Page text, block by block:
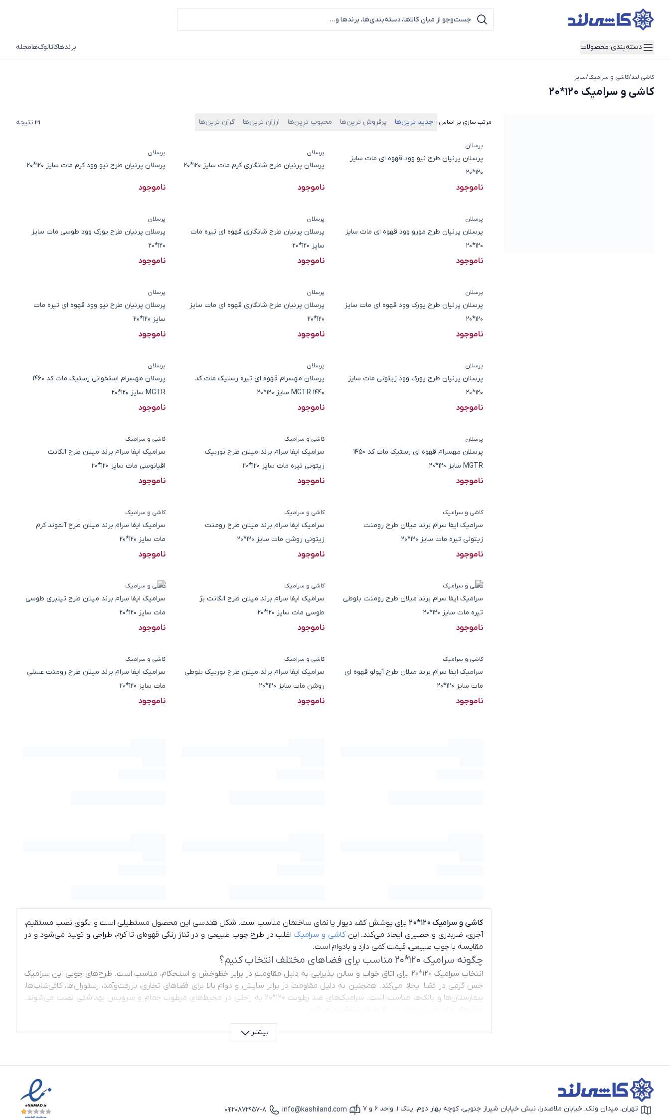
دسته‌بندی محصولات برندهاکاتالوگ‌هامجله
کاشی لند/کاشی و سرامیک/سایز
کاشی و سرامیک 120*20
کاشی و سرامیک 120*20
مرتب سازی بر اساس: جدید ترین‌ها پرفروش ترین‌ها محبوب ترین‌ها ارزان ترین‌ها گران ترین‌ها 31 نتیجه
پرسلان
پرسلان پرنیان طرح نیو وود قهوه ای مات سایز
120*20
ناموجود
پرسلان
پرسلان پرنیان طرح شانگاری کرم مات سایز 120*20
ناموجود
پرسلان
پرسلان پرنیان طرح نیو وود کرم مات سایز 120*20
ناموجود
پرسلان
پرسلان پرنیان طرح مورو وود قهوه ای مات سایز
120*20
ناموجود
پرسلان
پرسلان پرنیان طرح شانگاری قهوه ای تیره مات
سایز 120*20
ناموجود
پرسلان
پرسلان پرنیان طرح یورک وود طوسی مات سایز
120*20
ناموجود
پرسلان
پرسلان پرنیان طرح یورک وود قهوه ای مات سایز
120*20
ناموجود
پرسلان
پرسلان پرنیان طرح شانگاری قهوه ای مات سایز
120*20
ناموجود
پرسلان
پرسلان پرنیان طرح نیو وود قهوه ای تیره مات
سایز 120*20
ناموجود
پرسلان
پرسلان پرنیان طرح یورک وود زیتونی مات سایز
120*20
ناموجود
پرسلان
پرسلان مهسرام قهوه ای تیره رستیک مات کد
1440 MGTR سایز 120*20
ناموجود
پرسلان
پرسلان مهسرام استخوانی رستیک مات کد 1460
MGTR سایز 120*20
ناموجود
پرسلان
پرسلان مهسرام قهوه ای رستیک مات کد 1450
MGTR سایز 120*20
ناموجود
کاشی و سرامیک
سرامیک ایفا سرام برند میلان طرح نوربیک
زیتونی تیره مات سایز 120*20
ناموجود
کاشی و سرامیک
سرامیک ایفا سرام برند میلان طرح الگانت
اقیانوسی مات سایز 120*20
ناموجود
کاشی و سرامیک
سرامیک ایفا سرام برند میلان طرح رومنت
زیتونی تیره مات سایز 120*20
ناموجود
کاشی و سرامیک
سرامیک ایفا سرام برند میلان طرح رومنت
زیتونی روشن مات سایز 120*20
ناموجود
کاشی و سرامیک
سرامیک ایفا سرام برند میلان طرح آلموند کرم
مات سایز 120*20
ناموجود
کاشی و سرامیک
سرامیک ایفا سرام برند میلان طرح رومنت بلوطی
تیره مات سایز 120*20
ناموجود
کاشی و سرامیک
سرامیک ایفا سرام برند میلان طرح الگانت بژ
طوسی مات سایز 120*20
ناموجود
کاشی و سرامیک
سرامیک ایفا سرام برند میلان طرح تیلبری طوسی
مات سایز 120*20
ناموجود
کاشی و سرامیک
سرامیک ایفا سرام برند میلان طرح آپولو قهوه ای
مات سایز 120*20
ناموجود
کاشی و سرامیک
سرامیک ایفا سرام برند میلان طرح نوربیک بلوطی
روشن مات سایز 120*20
ناموجود
کاشی و سرامیک
سرامیک ایفا سرام برند میلان طرح رومنت عسلی
مات سایز 120*20
ناموجود
بیشتر
کاشی و سرامیک 120*20
برای پوشش کف، دیوار یا نمای ساختمان مناسب است. شکل هندسی این محصول مستطیلی است و الگوی نصب مستقیم،
آجری، ضربدری و حصیری ایجاد می‌کند. اینکاشی و سرامیک اغلب در طرح چوب طبیعی و در تناژ رنگی قهوه‌ای تا کرم، طراحی و تولید می‌شود و در
مقایسه با چوب طبیعی، قیمت کمی دارد و بادوام است.
چگونه سرامیک ۱۲۰*۲۰ مناسب برای فضاهای مختلف انتخاب کنیم؟
انتخاب سرامیک ۱۲۰*۲۰ برای اتاق خواب و سالن پذیرایی به دلیل مقاومت در برابر خط‌وخش و استحکام، مناسب است. طرح‌های چوبی این سرامیک
حس گرمی در فضا ایجاد می‌کند. همچنین به دلیل مقاومت در برابر سایش و دوام بالا برای فضاهای تجاری، پررفت‌وآمد، رستوران‌ها، کافی‌شاپ‌ها،
بیمارستان‌ها و بانک‌ها مناسب است. سرامیک‌های ضد رطوبت ۱۲۰*۲۰ به راحتی در محیط‌های مرطوب حمام و سرویس بهداشتی نصب می‌شوند.
سرامیک ۱۲۰*۲۰ نسبت به پارکت چوبی هزینه کمتری دارد و اقتصادی است. نسبت به پارکت در برابر خط‌وخش، سایش، آب و رطوبت مقاوم‌تر است.
انتخاب سرامیک ۱۲۰*۲۰ برای هر سبک دکوراسیونی
کلاسیک، سرامیک‌های طرح چوب با رنگ‌های گرم قهوه‌ای و کرم حس سنتی و راحتی ایجاد می‌کنند. برای دکوراسیون مینیمال، سرامیک‌هایی با رنگ‌های
آیکون نقشه
تهران، میدان ونک، خیابان ملاصدرا، نبش خیابان شیراز جنوبی، کوچه بهار دوم، پلاک 1، واحد 6 و 7
آیکون ایمیل
info@kashiland.com
آیکون تماس
09120872957-8